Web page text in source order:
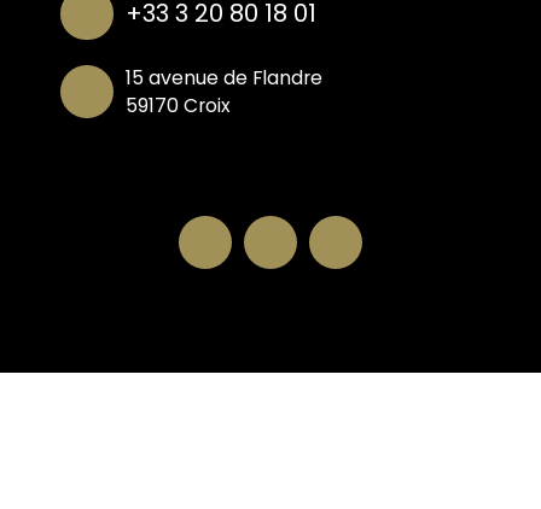
+33 3 20 80 18 01
15 avenue de Flandre
59170 Croix